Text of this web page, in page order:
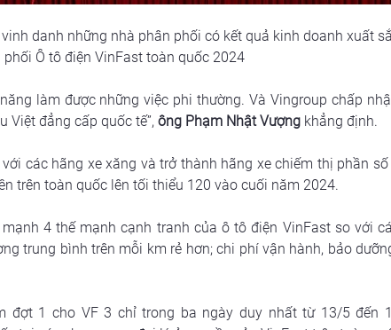
danh những nhà phân phối có kết quả kinh doanh xuất
phối Ô tô điện VinFast toàn quốc 2024
làm được những việc phi thường. Và Vingroup chấp
Việt đẳng cấp quốc tế”, ông Phạm Nhật Vượng khẳng định.
các hãng xe xăng và trở thành hãng xe chiếm thị phần
trên toàn quốc lên tối thiểu 120 vào cuối năm 2024.
4 thế mạnh cạnh tranh của ô tô điện VinFast so với
trung bình trên mỗi km rẻ hơn; chi phí vận hành, bảo
đợt 1 cho VF 3 chỉ trong ba ngày duy nhất từ 13/5 đến